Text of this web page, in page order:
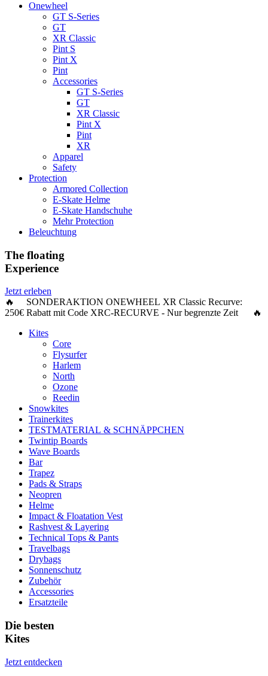
Onewheel
GT S-Series
GT
XR Classic
Pint S
Pint X
Pint
Accessories
GT S-Series
GT
XR Classic
Pint X
Pint
XR
Apparel
Safety
Protection
Armored Collection
E-Skate Helme
E-Skate Handschuhe
Mehr Protection
Beleuchtung
The floating
Experience
Jetzt erleben
🔥 SONDERAKTION ONEWHEEL XR Classic Recurve:
250€ Rabattmit Code XRC-RECURVE - Nur begrenzte Zeit 🔥
Kites
Core
Flysurfer
Harlem
North
Ozone
Reedin
Snowkites
Trainerkites
TESTMATERIAL & SCHNÄPPCHEN
Twintip Boards
Wave Boards
Bar
Trapez
Pads & Straps
Neopren
Helme
Impact & Floatation Vest
Rashvest & Layering
Technical Tops & Pants
Travelbags
Drybags
Sonnenschutz
Zubehör
Accessories
Ersatzteile
Die besten
Kites
Jetzt entdecken